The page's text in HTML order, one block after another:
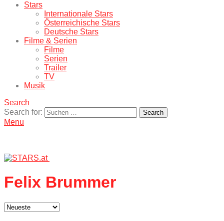
Stars
Internationale Stars
Österreichische Stars
Deutsche Stars
Filme & Serien
Filme
Serien
Trailer
TV
Musik
Search
Search for:
Search
Menu
Felix Brummer